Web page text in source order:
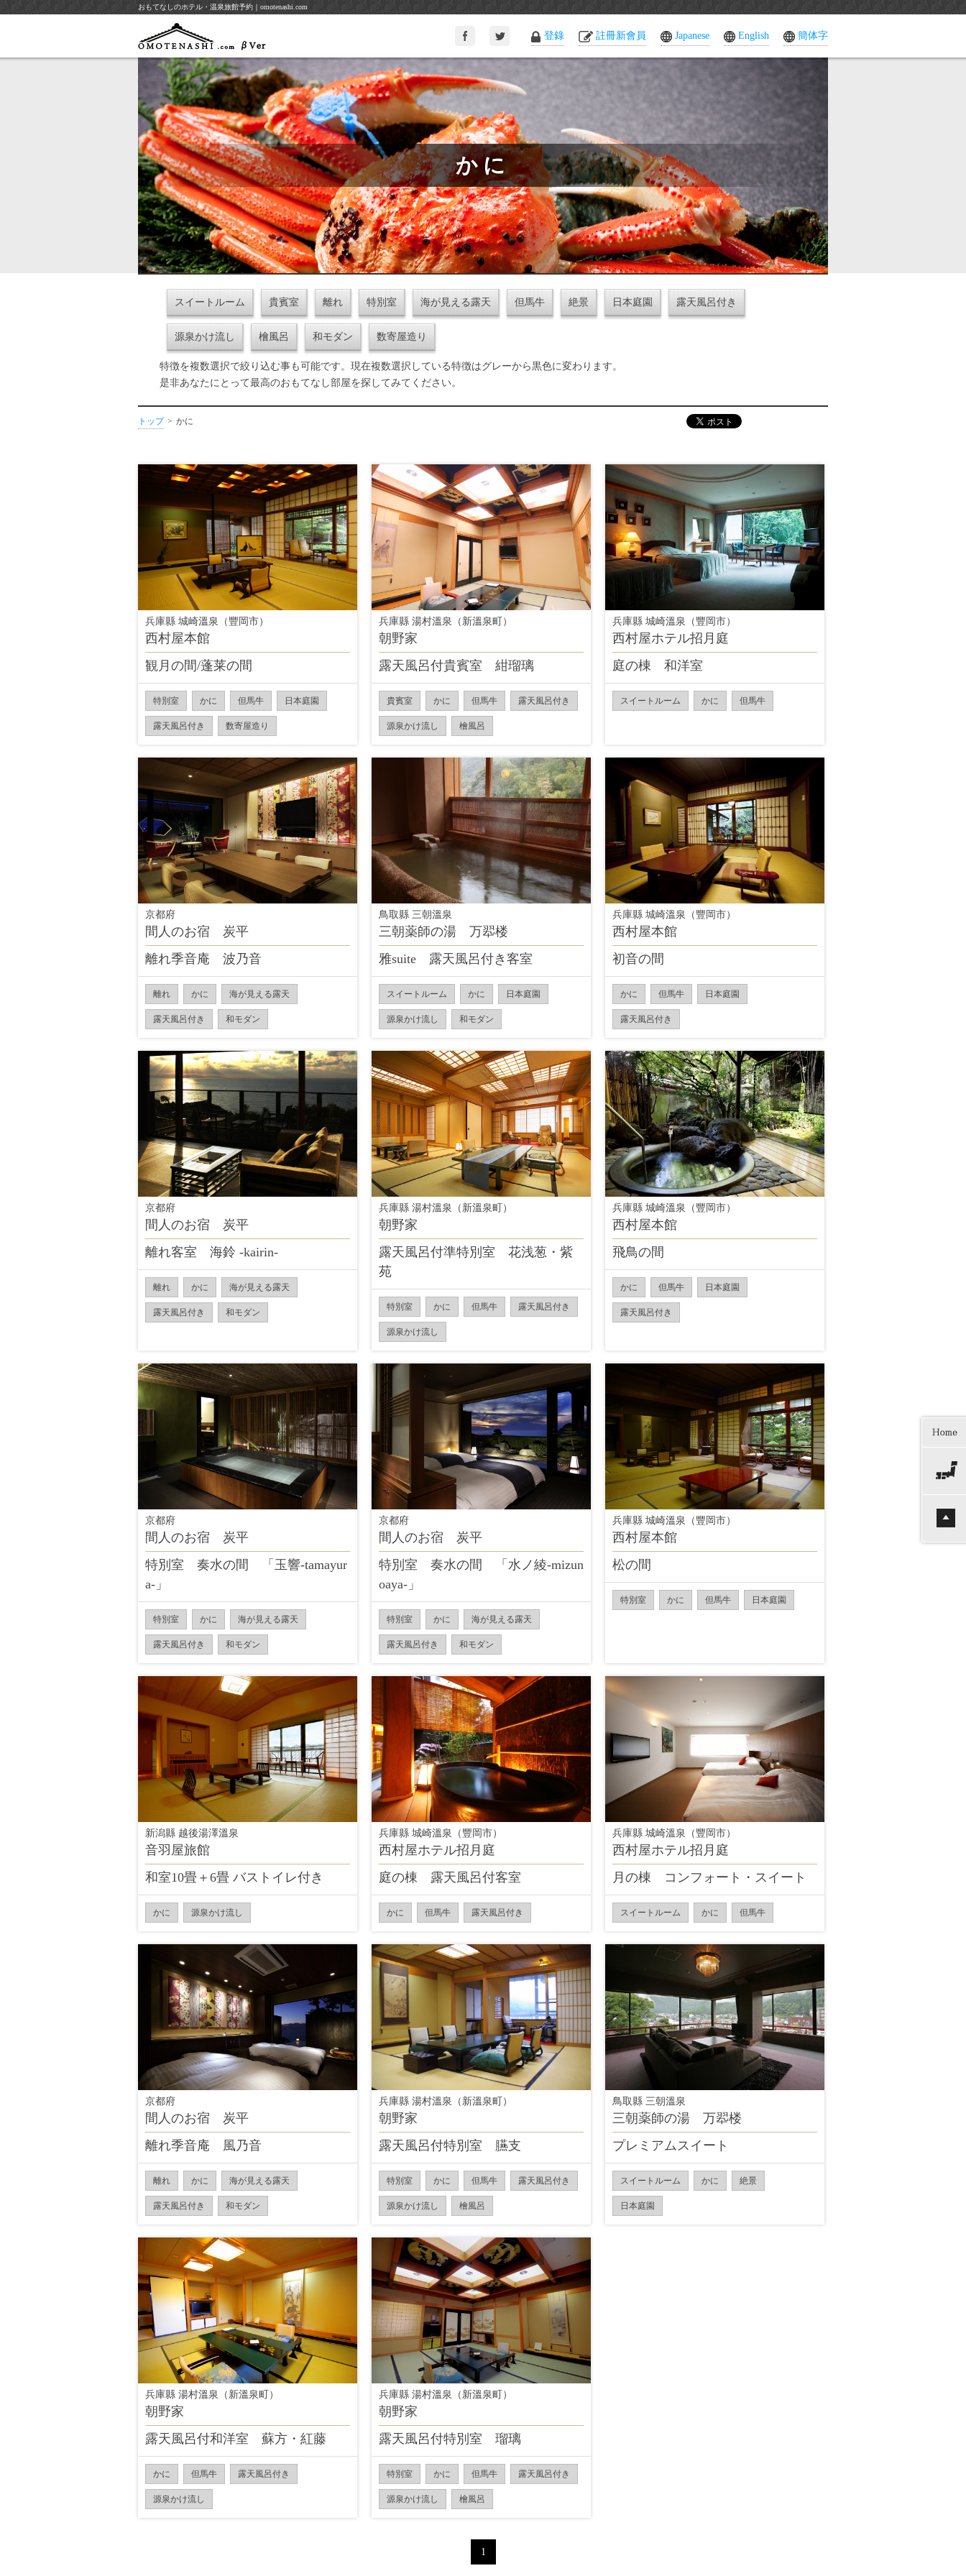
おもてなしのホテル・温泉旅館予約｜omotenashi.com
登錄 註冊新會員 Japanese English 簡体字
かに
スイートルーム 貴賓室 離れ 特別室 海が見える露天 但馬牛 絶景 日本庭園 露天風呂付き
源泉かけ流し 檜風呂 和モダン 数寄屋造り
特徴を複数選択で絞り込む事も可能です。現在複数選択している特徴はグレーから黒色に変わります。
是非あなたにとって最高のおもてなし部屋を探してみてください。
トップ かに
兵庫縣 城崎溫泉（豐岡市）
西村屋本館
観月の間/蓬莱の間
特別室 かに 但馬牛 日本庭園
露天風呂付き 数寄屋造り
兵庫縣 湯村溫泉（新溫泉町）
朝野家
露天風呂付貴賓室 紺瑠璃
貴賓室 かに 但馬牛 露天風呂付き
源泉かけ流し 檜風呂
兵庫縣 城崎溫泉（豐岡市）
西村屋ホテル招月庭
庭の棟 和洋室
スイートルーム かに 但馬牛
京都府
間人のお宿 炭平
離れ季音庵 波乃音
離れ かに 海が見える露天
露天風呂付き 和モダン
鳥取縣 三朝溫泉
三朝薬師の湯 万翆楼
雅suite 露天風呂付き客室
スイートルーム かに 日本庭園
源泉かけ流し 和モダン
兵庫縣 城崎溫泉（豐岡市）
西村屋本館
初音の間
かに 但馬牛 日本庭園
露天風呂付き
京都府
間人のお宿 炭平
離れ客室 海鈴 -kairin-
離れ かに 海が見える露天
露天風呂付き 和モダン
兵庫縣 湯村溫泉（新溫泉町）
朝野家
露天風呂付準特別室 花浅葱・紫
苑
特別室 かに 但馬牛 露天風呂付き
源泉かけ流し
兵庫縣 城崎溫泉（豐岡市）
西村屋本館
飛鳥の間
かに 但馬牛 日本庭園
露天風呂付き
京都府
間人のお宿 炭平
特別室 奏水の間 「玉響-tamayur
a-」
特別室 かに 海が見える露天
露天風呂付き 和モダン
京都府
間人のお宿 炭平
特別室 奏水の間 「水ノ綾-mizun
oaya-」
特別室 かに 海が見える露天
露天風呂付き 和モダン
兵庫縣 城崎溫泉（豐岡市）
西村屋本館
松の間
特別室 かに 但馬牛 日本庭園
新潟縣 越後湯澤溫泉
音羽屋旅館
和室10畳＋6畳 バストイレ付き
かに 源泉かけ流し
兵庫縣 城崎溫泉（豐岡市）
西村屋ホテル招月庭
庭の棟 露天風呂付客室
かに 但馬牛 露天風呂付き
兵庫縣 城崎溫泉（豐岡市）
西村屋ホテル招月庭
月の棟 コンフォート・スイート
スイートルーム かに 但馬牛
京都府
間人のお宿 炭平
離れ季音庵 風乃音
離れ かに 海が見える露天
露天風呂付き 和モダン
兵庫縣 湯村溫泉（新溫泉町）
朝野家
露天風呂付特別室 臙支
特別室 かに 但馬牛 露天風呂付き
源泉かけ流し 檜風呂
鳥取縣 三朝溫泉
三朝薬師の湯 万翆楼
プレミアムスイート
スイートルーム かに 絶景
日本庭園
兵庫縣 湯村溫泉（新溫泉町）
朝野家
露天風呂付和洋室 蘇方・紅藤
かに 但馬牛 露天風呂付き
源泉かけ流し
兵庫縣 湯村溫泉（新溫泉町）
朝野家
露天風呂付特別室 瑠璃
特別室 かに 但馬牛 露天風呂付き
源泉かけ流し 檜風呂
1